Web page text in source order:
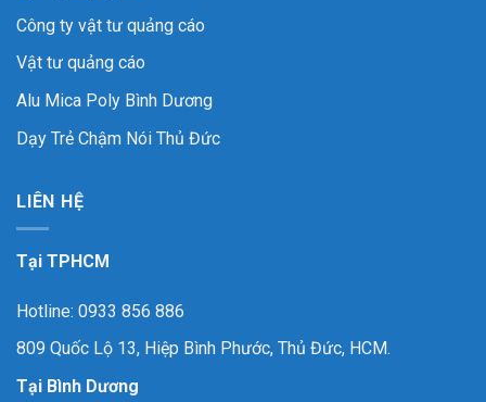
Công ty vật tư quảng cáo
Vật tư quảng cáo
Alu Mica Poly Bình Dương
Dạy Trẻ Chậm Nói Thủ Đức
LIÊN HỆ
Tại TPHCM
Hotline: 0933 856 886
809 Quốc Lộ 13, Hiệp Bình Phước, Thủ Đức, HCM.
Tại Bình Dương